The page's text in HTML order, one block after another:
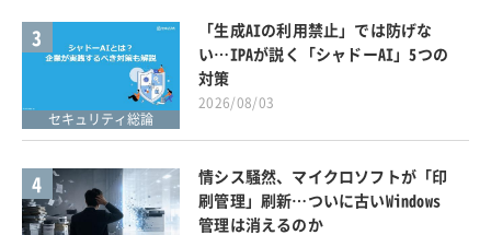
3
セキュリティ総論
「生成AIの利用禁止」では防げな
い…IPAが説く「シャドーAI」5つの
対策
2026/08/03
4
情シス騒然、マイクロソフトが「印
刷管理」刷新…ついに古いWindows
管理は消えるのか